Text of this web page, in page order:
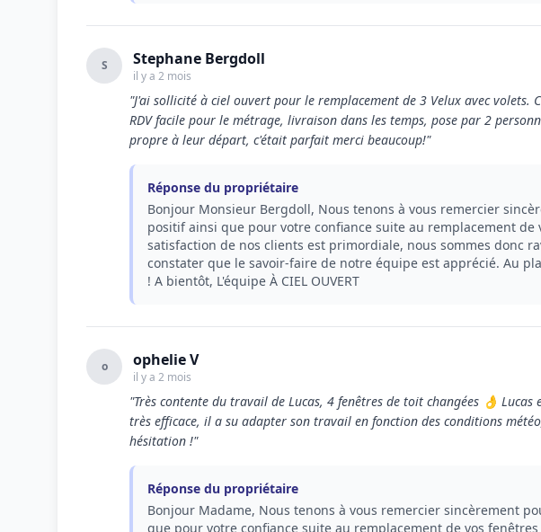
S Stephane Bergdoll
il y a 2 mois
"J'ai sollicité à ciel ouvert pour le remplacement de 3 Velux avec volets.
RDV facile pour le métrage, livraison dans les temps, pose par 2
propre à leur départ, c'était parfait merci beaucoup!"
Réponse du propriétaire
Bonjour Monsieur Bergdoll, Nous tenons à vous remercier
positif ainsi que pour votre confiance suite au remplacement de
satisfaction de nos clients est primordiale, nous sommes donc
constater que le savoir-faire de notre équipe est apprécié. Au
! A bientôt, L'équipe À CIEL OUVERT
o ophelie V
il y a 2 mois
"Très contente du travail de Lucas, 4 fenêtres de toit changées 👌
très efficace, il a su adapter son travail en fonction des conditions
hésitation !"
Réponse du propriétaire
Bonjour Madame, Nous tenons à vous remercier sincèrement
que pour votre confiance suite au remplacement de vos fenêtres